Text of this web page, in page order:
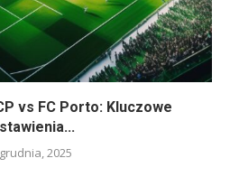
vs FC Porto: Kluczowe
2025